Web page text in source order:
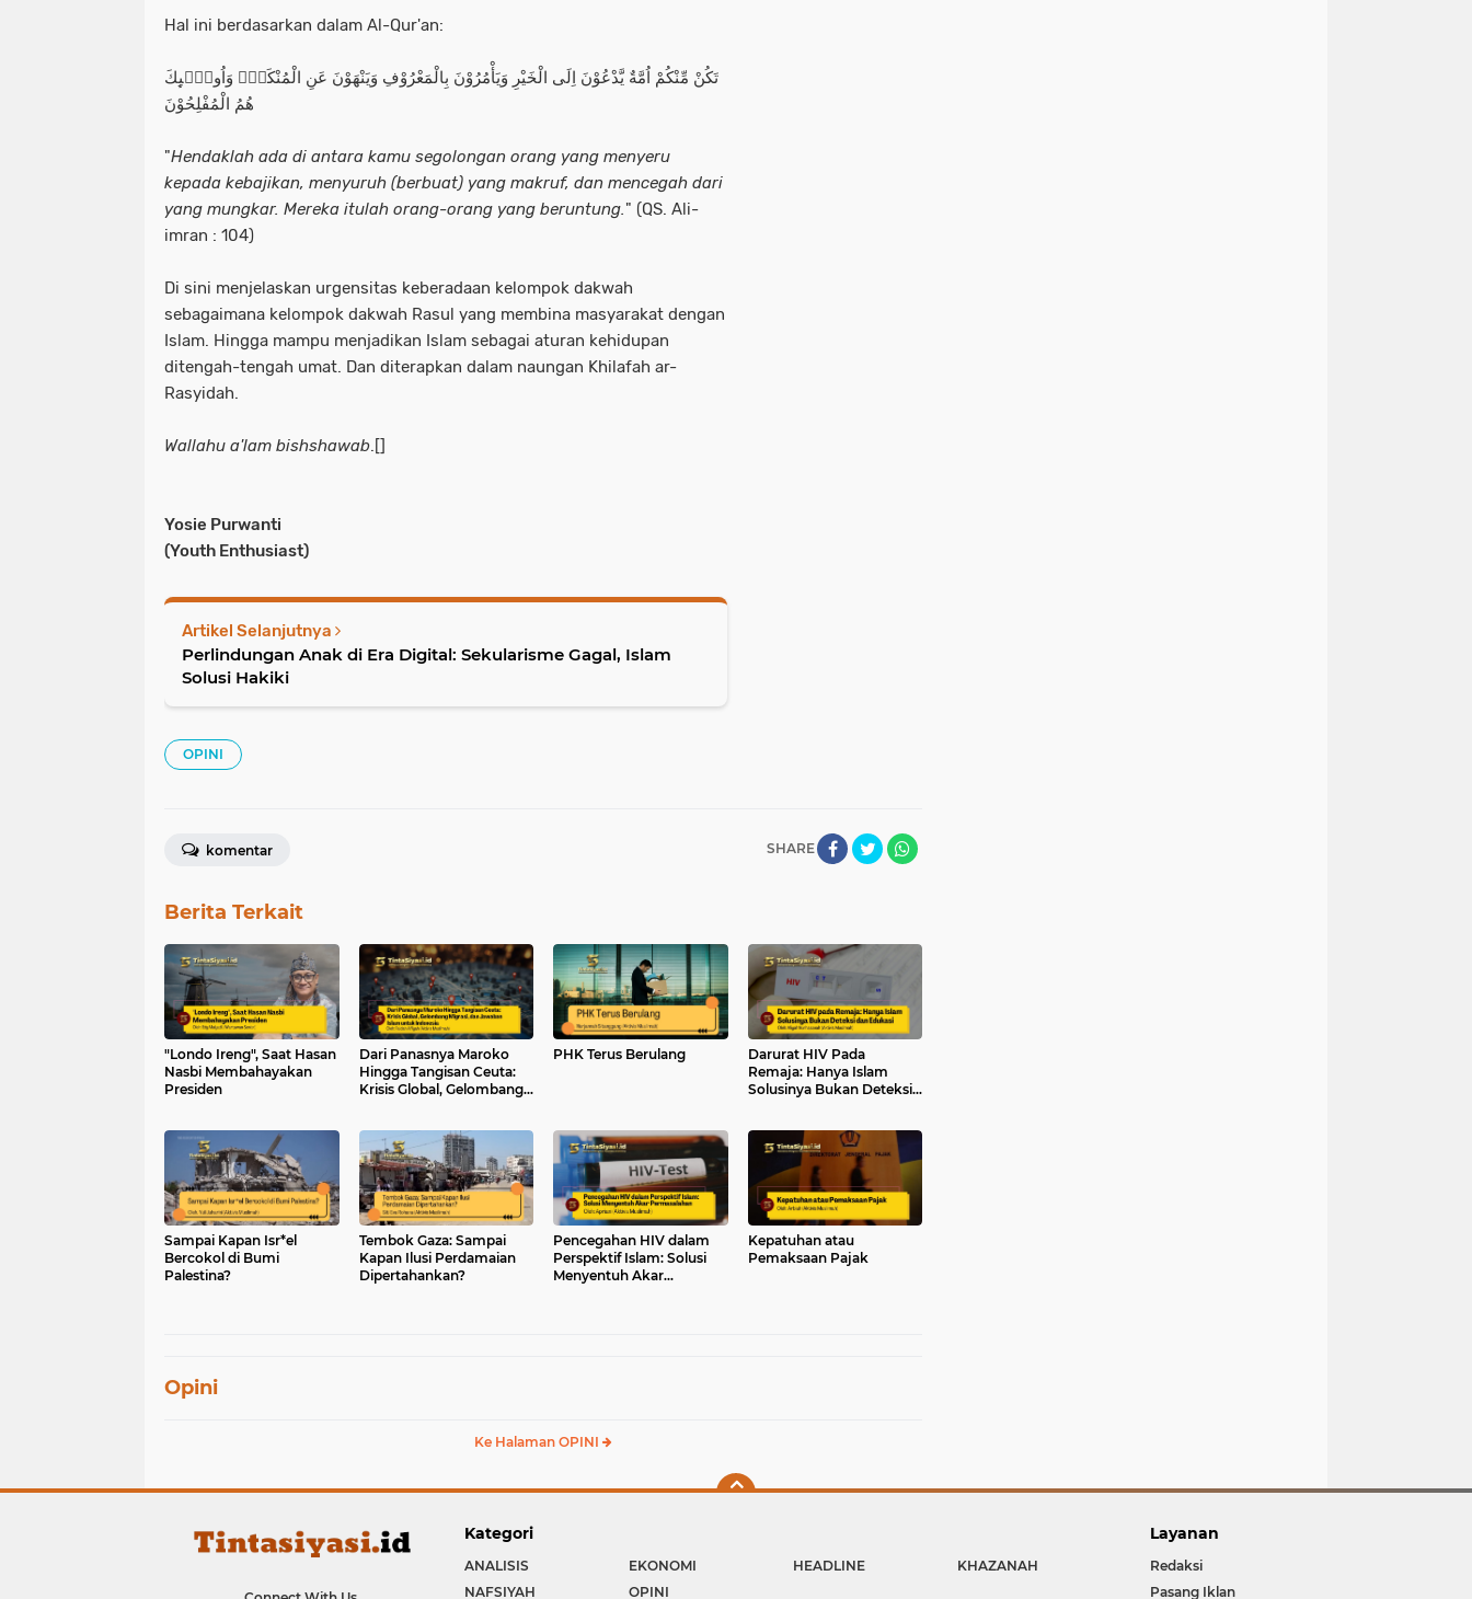
Hal ini berdasarkan dalam Al-Qur'an:
تَكُنْ مِّنْكُمْ اُمَّةٌ يَّدْعُوْنَ اِلَى الْخَيْرِ وَيَأْمُرُوْنَ بِالْمَعْرُوْفِ وَيَنْهَوْنَ عَنِ الْمُنْكَرِۗ وَاُولٰۤىِٕكَ
هُمُ الْمُفْلِحُوْنَ
"Hendaklah ada di antara kamu segolongan orang yang menyeru
kepada kebajikan, menyuruh (berbuat) yang makruf, dan mencegah dari
yang mungkar. Mereka itulah orang-orang yang beruntung." (QS. Ali-
imran : 104)
Di sini menjelaskan urgensitas keberadaan kelompok dakwah
sebagaimana kelompok dakwah Rasul yang membina masyarakat dengan
Islam. Hingga mampu menjadikan Islam sebagai aturan kehidupan
ditengah-tengah umat. Dan diterapkan dalam naungan Khilafah ar-
Rasyidah.
Wallahu a'lam bishshawab.[]
Yosie Purwanti
(Youth Enthusiast)
Artikel Selanjutnya
Perlindungan Anak di Era Digital: Sekularisme Gagal, Islam
Solusi Hakiki
OPINI
SHARE
komentar
Berita Terkait
"Londo Ireng", Saat Hasan
Nasbi Membahayakan
Presiden
Dari Panasnya Maroko
Hingga Tangisan Ceuta:
Krisis Global, Gelombang
PHK Terus Berulang
Darurat HIV Pada
Remaja: Hanya Islam
Solusinya Bukan Deteksi
Sampai Kapan Isr*el
Bercokol di Bumi
Palestina?
Tembok Gaza: Sampai
Kapan Ilusi Perdamaian
Dipertahankan?
Pencegahan HIV dalam
Perspektif Islam: Solusi
Menyentuh Akar
Kepatuhan atau
Pemaksaan Pajak
Opini
Ke Halaman OPINI
Kategori
ANALISIS EKONOMI HEADLINE
KHAZANAH
NAFSIYAH
OPINI
Layanan
Redaksi
Pasang Iklan